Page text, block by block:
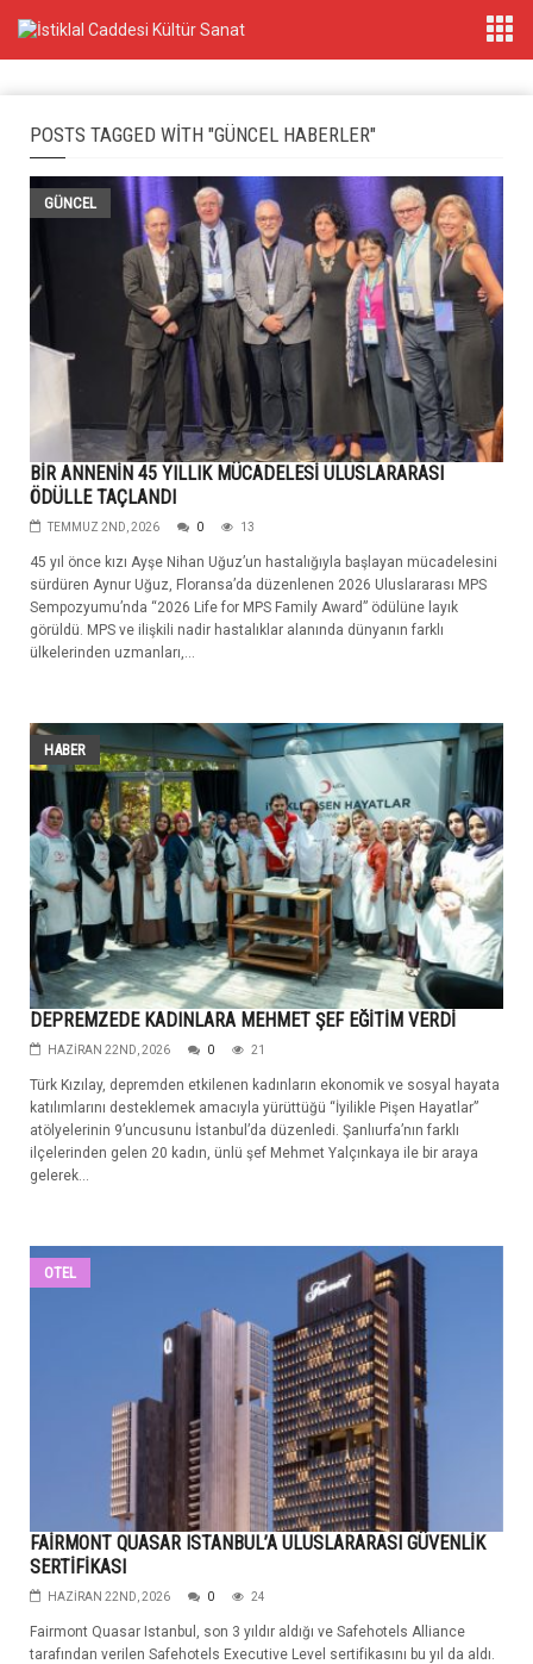
POSTS TAGGED WITH "GÜNCEL HABERLER"
GÜNCEL
BİR ANNENİN 45 YILLIK MÜCADELESİ ULUSLARARASI
ÖDÜLLE TAÇLANDI
TEMMUZ 2ND, 2026 0 13
45 yıl önce kızı Ayşe Nihan Uğuz’un hastalığıyla başlayan mücadelesini
sürdüren Aynur Uğuz, Floransa’da düzenlenen 2026 Uluslararası MPS
Sempozyumu’nda “2026 Life for MPS Family Award” ödülüne layık
görüldü. MPS ve ilişkili nadir hastalıklar alanında dünyanın farklı
ülkelerinden uzmanları,...
HABER
DEPREMZEDE KADINLARA MEHMET ŞEF EĞİTİM VERDİ
HAZIRAN 22ND, 2026 0 21
Türk Kızılay, depremden etkilenen kadınların ekonomik ve sosyal hayata
katılımlarını desteklemek amacıyla yürüttüğü “İyilikle Pişen Hayatlar”
atölyelerinin 9’uncusunu İstanbul’da düzenledi. Şanlıurfa’nın farklı
ilçelerinden gelen 20 kadın, ünlü şef Mehmet Yalçınkaya ile bir araya
gelerek...
OTEL
FAİRMONT QUASAR ISTANBUL’A ULUSLARARASI GÜVENLİK
SERTİFİKASI
HAZIRAN 22ND, 2026 0 24
Fairmont Quasar Istanbul, son 3 yıldır aldığı ve Safehotels Alliance
tarafından verilen Safehotels Executive Level sertifikasını bu yıl da aldı.